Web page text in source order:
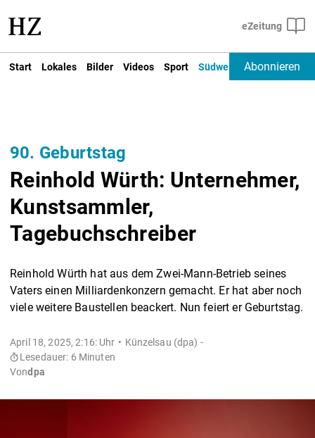
Start Lokales Bilder Videos Sport Südwest Deutschland
Abonnieren
90. Geburtstag
Reinhold Würth: Unternehmer,
Kunstsammler,
Tagebuchschreiber
Reinhold Würth hat aus dem Zwei-Mann-Betrieb seines
Vaters einen Milliardenkonzern gemacht. Er hat aber noch
viele weitere Baustellen beackert. Nun feiert er Geburtstag.
April 18, 2025, 2:16: Uhr
Künzelsau (dpa) -
Lesedauer: 6 Minuten
Vondpa